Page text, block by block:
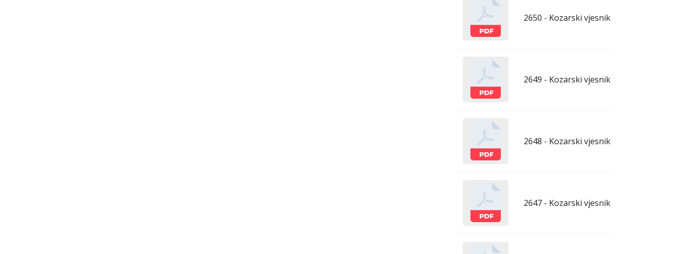
2650 - Kozarski vjesnik - 17.7.2026.
2649 - Kozarski vjesnik - 10.7.2026.
2648 - Kozarski vjesnik - 3.7.2026.
2647 - Kozarski vjesnik - 26.6.2026.